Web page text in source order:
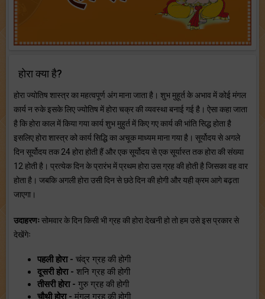
होरा क्या है?
होरा ज्योतिष शास्त्र का महत्वपूर्ण अंग माना जाता है। शुभ मुहूर्त के अभाव में कोई मंगल
कार्य न रुके इसके लिए ज्योतिष में होरा चक्र की व्यवस्था बनाई गई है। ऐसा कहा जाता
है कि होरा काल में किया गया कार्य शुभ मुहुर्त में किए गए कार्य की भांति सिद्ध होता है
इसलिए होरा शास्त्र को कार्य सिद्धि का अचूक माध्यम माना गया है। सूर्योदय से अगले
दिन सूर्योदय तक 24 होरा होती हैं और एक सूर्योदय से एक सूर्यास्त तक होरा की संख्या
12 होती है। प्रत्येक दिन के प्रारंभ में प्रथम होरा उस ग्रह की होती है जिसका वह वार
होता है। जबकि अगली होरा उसी दिन से छठे दिन की होगी और यही क्रम आगे बढ़ता
जाएगा।
उदाहरणःसोमवार के दिन किसी भी ग्रह की होरा देखनी हो तो हम उसे इस प्रकार से
देखेंगेः
पहली होरा - चंद्र ग्रह की होगी
दूसरी होरा - शनि ग्रह की होगी
तीसरी होरा - गुरु ग्रह की होगी
चौथी होरा - मंगल ग्रह की होगी